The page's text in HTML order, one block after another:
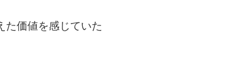
た価値を感じていた